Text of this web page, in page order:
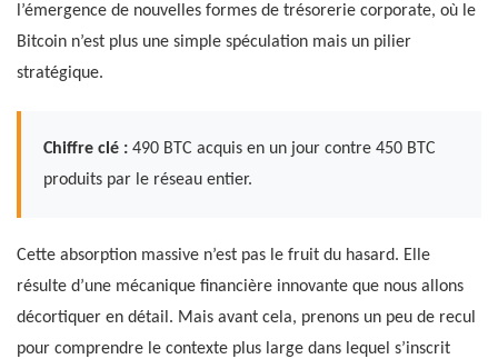
l’émergence de nouvelles formes de trésorerie corporate, où le
Bitcoin n’est plus une simple spéculation mais un pilier
stratégique.
Chiffre clé : 490 BTC acquis en un jour contre 450 BTC
produits par le réseau entier.
Cette absorption massive n’est pas le fruit du hasard. Elle
résulte d’une mécanique financière innovante que nous allons
décortiquer en détail. Mais avant cela, prenons un peu de recul
pour comprendre le contexte plus large dans lequel s’inscrit